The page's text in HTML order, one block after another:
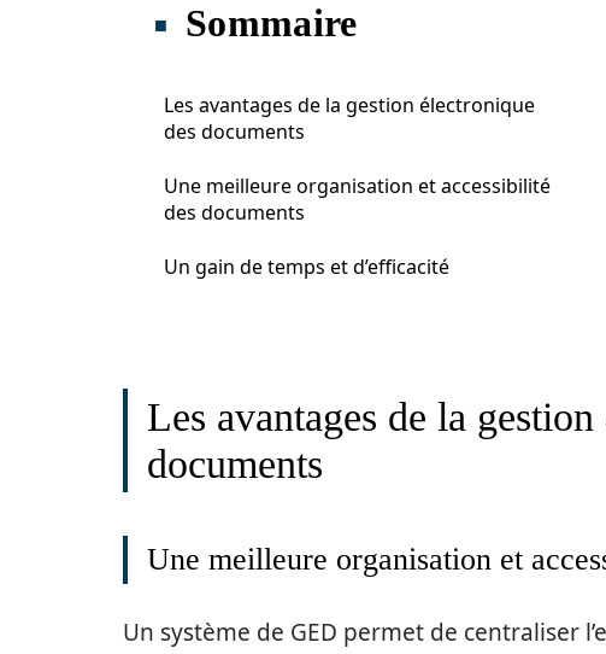
Sommaire
Les avantages de la gestion électronique
des documents
Une meilleure organisation et accessibilité
des documents
Un gain de temps et d’efficacité
Les avantages de la
documents
Une meilleure organisation et
Un système de GED permet de centraliser